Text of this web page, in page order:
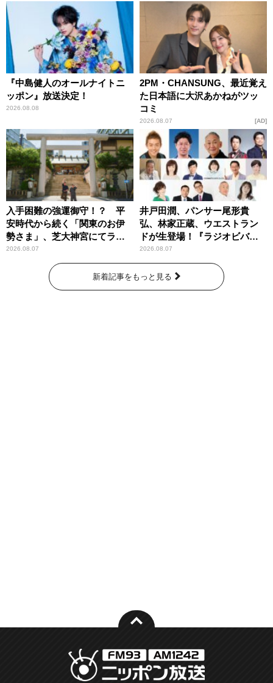
す！」
『中島健人のオールナイトニ
ッポン』放送決定！
2026.08.08
2PM・CHANSUNG、最近覚え
た日本語に大沢あかねがツッ
コミ
2026.08.07 AD
入手困難の強運御守！？ 平
安時代から続く「関東のお伊
勢さま」、芝大神宮にてラン
パンプスが合格祈願！
2026.08.07
井戸田潤、パンサー尾形貴
弘、林家正蔵、ウエストラン
ドが生登場！『ラジオビバリ
ー昼ズ』
2026.08.07
新着記事をもっと見る